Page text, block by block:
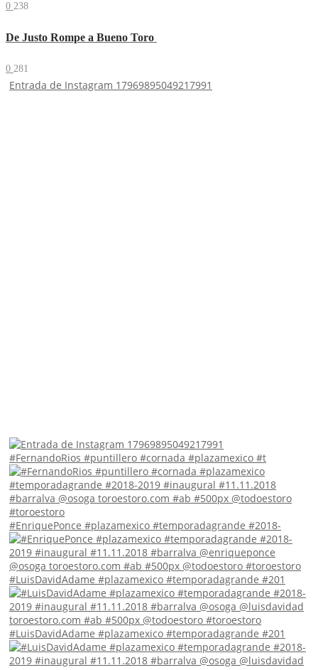
0 238
De Justo Rompe a Bueno Toro
0 281
Entrada de Instagram 17969895049217991
#FernandoRios #puntillero #cornada #plazamexico #t
#EnriquePonce #plazamexico #temporadagrande #2018-
#LuisDavidAdame #plazamexico #temporadagrande #201
#LuisDavidAdame #plazamexico #temporadagrande #201